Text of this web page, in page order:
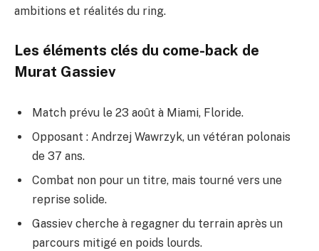
ambitions et réalités du ring.
Les éléments clés du come-back de
Murat Gassiev
Match prévu le 23 août à Miami, Floride.
Opposant : Andrzej Wawrzyk, un vétéran polonais
de 37 ans.
Combat non pour un titre, mais tourné vers une
reprise solide.
Gassiev cherche à regagner du terrain après un
parcours mitigé en poids lourds.